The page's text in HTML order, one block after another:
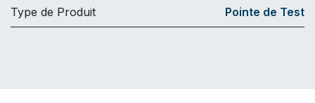
Type de Produit Pointe de Test